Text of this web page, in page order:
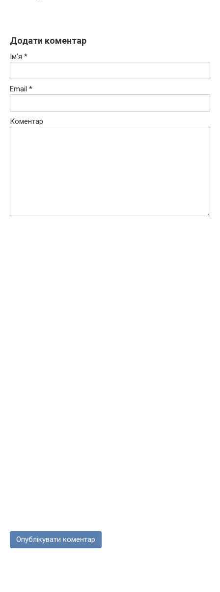
Додати коментар
Ім'я *
Email *
Коментар